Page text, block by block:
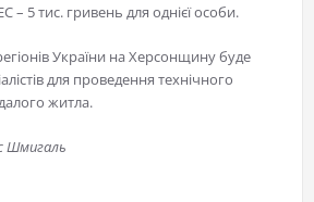
– 5 тис. гривень для однієї особи.
України на Херсонщину буде
для проведення технічного
житла.
Шмигаль